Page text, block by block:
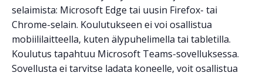
selaimista: Microsoft Edge tai uusin Firefox- tai
Chrome-selain. Koulutukseen ei voi osallistua
mobiililaitteella, kuten älypuhelimella tai tabletilla.
Koulutus tapahtuu Microsoft Teams-sovelluksessa.
Sovellusta ei tarvitse ladata koneelle, voit osallistua